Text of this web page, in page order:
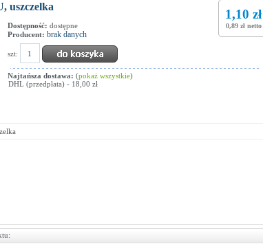
uszczelka
1,10 zł
0,89 zł netto
Dostępność: dostępne
Producent: brak danych
szt:
Najtańsza dostawa: (pokaż wszystkie)
DHL (przedpłata) - 18,00 zł